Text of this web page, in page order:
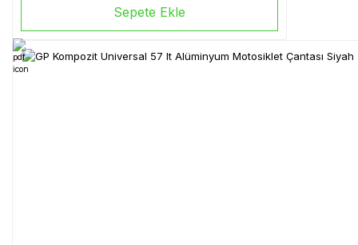
Sepete Ekle